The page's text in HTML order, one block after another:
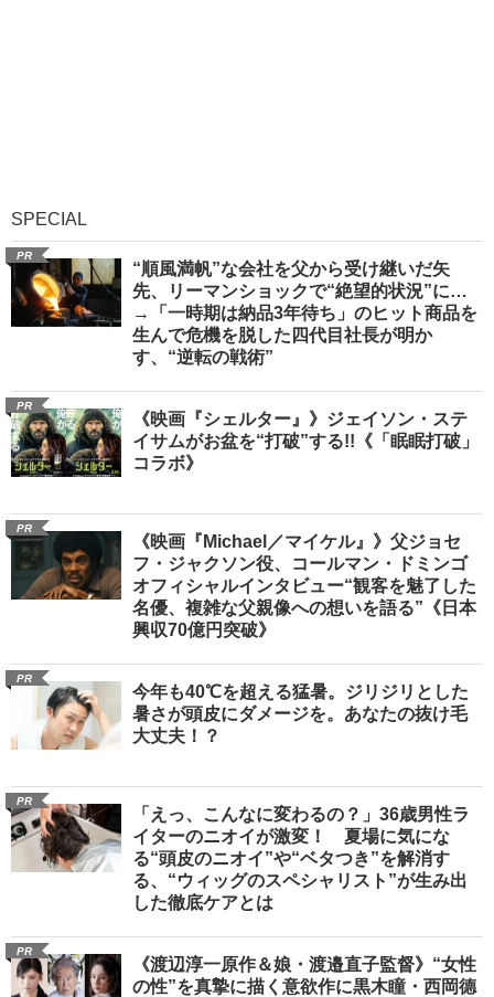
SPECIAL
PR
“順風満帆”な会社を父から受け継いだ矢
先、リーマンショックで“絶望的状況”に…
→「一時期は納品3年待ち」のヒット商品を
生んで危機を脱した四代目社長が明か
す、“逆転の戦術”
PR
《映画『シェルター』》ジェイソン・ステ
イサムがお盆を“打破”する!!《「眠眠打破」
コラボ》
PR
《映画『Michael／マイケル』》父ジョセ
フ・ジャクソン役、コールマン・ドミンゴ
オフィシャルインタビュー“観客を魅了した
名優、複雑な父親像への想いを語る”《日本
興収70億円突破》
PR
今年も40℃を超える猛暑。ジリジリとした
暑さが頭皮にダメージを。あなたの抜け毛
大丈夫！？
PR
「えっ、こんなに変わるの？」36歳男性ラ
イターのニオイが激変！ 夏場に気にな
る“頭皮のニオイ”や“ベタつき”を解消す
る、“ウィッグのスペシャリスト”が生み出
した徹底ケアとは
PR
《渡辺淳一原作＆娘・渡邉直子監督》“女性
の性”を真摯に描く意欲作に黒木瞳・西岡德